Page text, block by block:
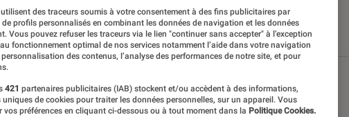
des traceurs soumis à votre consentement à des fins publicitaires par
profils personnalisés en combinant les données de navigation et les données
Vous pouvez refuser les traceurs via le lien "continuer sans accepter" à l’exception
fonctionnement optimal de nos services notamment l’aide dans votre navigation
des contenus, l’analyse des performances de notre site, et pour
421 partenaires publicitaires (IAB) stockent et/ou accèdent à des informations,
de cookies pour traiter les données personnelles, sur un appareil. Vous
vos préférences en cliquant ci-dessous ou à tout moment dans la Politique Cookies.